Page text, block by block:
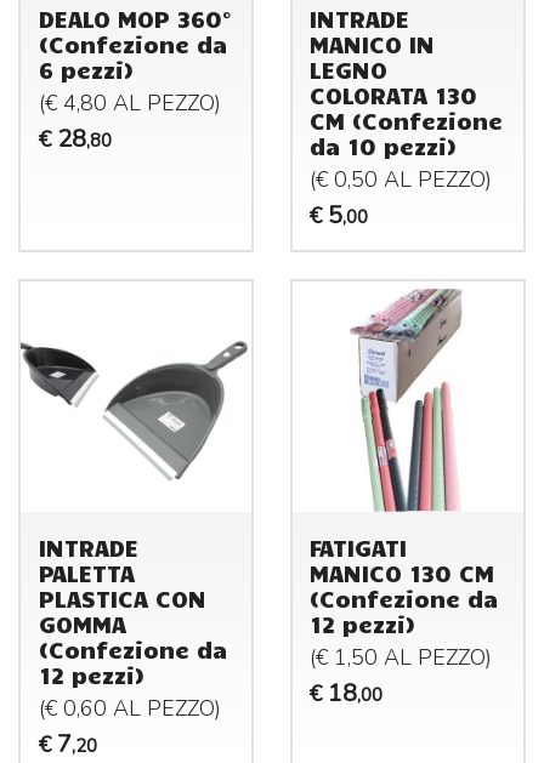
DEALO MOP 360°
(Confezione da
6 pezzi)
(€ 4,80 AL PEZZO)
€ 28,80
INTRADE
MANICO IN
LEGNO
COLORATA 130
CM (Confezione
da 10 pezzi)
(€ 0,50 AL PEZZO)
€ 5,00
INTRADE
PALETTA
PLASTICA CON
GOMMA
(Confezione da
12 pezzi)
(€ 0,60 AL PEZZO)
€ 7,20
FATIGATI
MANICO 130 CM
(Confezione da
12 pezzi)
(€ 1,50 AL PEZZO)
€ 18,00